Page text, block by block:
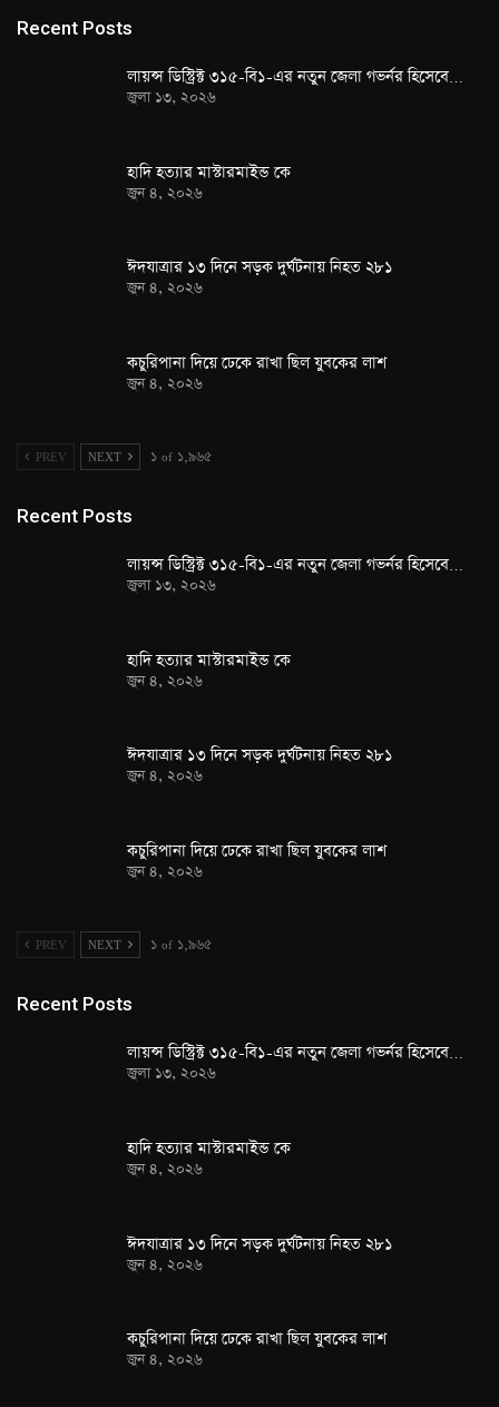
Recent Posts
লায়ন্স ডিস্ট্রিক্ট ৩১৫-বি১-এর নতুন জেলা গভর্নর হিসেবে…
জুলা ১৩, ২০২৬
হাদি হত্যার মাস্টারমাইন্ড কে
জুন ৪, ২০২৬
ঈদযাত্রার ১৩ দিনে সড়ক দুর্ঘটনায় নিহত ২৮১
জুন ৪, ২০২৬
কচুরিপানা দিয়ে ঢেকে রাখা ছিল যুবকের লাশ
জুন ৪, ২০২৬
PREV NEXT ১ of ১,৯৬৫
Recent Posts
লায়ন্স ডিস্ট্রিক্ট ৩১৫-বি১-এর নতুন জেলা গভর্নর হিসেবে…
জুলা ১৩, ২০২৬
হাদি হত্যার মাস্টারমাইন্ড কে
জুন ৪, ২০২৬
ঈদযাত্রার ১৩ দিনে সড়ক দুর্ঘটনায় নিহত ২৮১
জুন ৪, ২০২৬
কচুরিপানা দিয়ে ঢেকে রাখা ছিল যুবকের লাশ
জুন ৪, ২০২৬
PREV NEXT ১ of ১,৯৬৫
Recent Posts
লায়ন্স ডিস্ট্রিক্ট ৩১৫-বি১-এর নতুন জেলা গভর্নর হিসেবে…
জুলা ১৩, ২০২৬
হাদি হত্যার মাস্টারমাইন্ড কে
জুন ৪, ২০২৬
ঈদযাত্রার ১৩ দিনে সড়ক দুর্ঘটনায় নিহত ২৮১
জুন ৪, ২০২৬
কচুরিপানা দিয়ে ঢেকে রাখা ছিল যুবকের লাশ
জুন ৪, ২০২৬